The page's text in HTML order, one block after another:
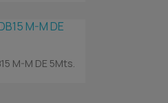
rápida
M-M DE 5Mts.